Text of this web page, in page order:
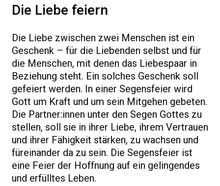
Die Liebe feiern
Die Liebe zwischen zwei Menschen ist ein
Geschenk – für die Liebenden selbst und für
die Menschen, mit denen das Liebespaar in
Beziehung steht. Ein solches Geschenk soll
gefeiert werden. In einer Segensfeier wird
Gott um Kraft und um sein Mitgehen gebeten.
Die Partner:innen unter den Segen Gottes zu
stellen, soll sie in ihrer Liebe, ihrem Vertrauen
und ihrer Fähigkeit stärken, zu wachsen und
füreinander da zu sein. Die Segensfeier ist
eine Feier der Hoffnung auf ein gelingendes
und erfülltes Leben.